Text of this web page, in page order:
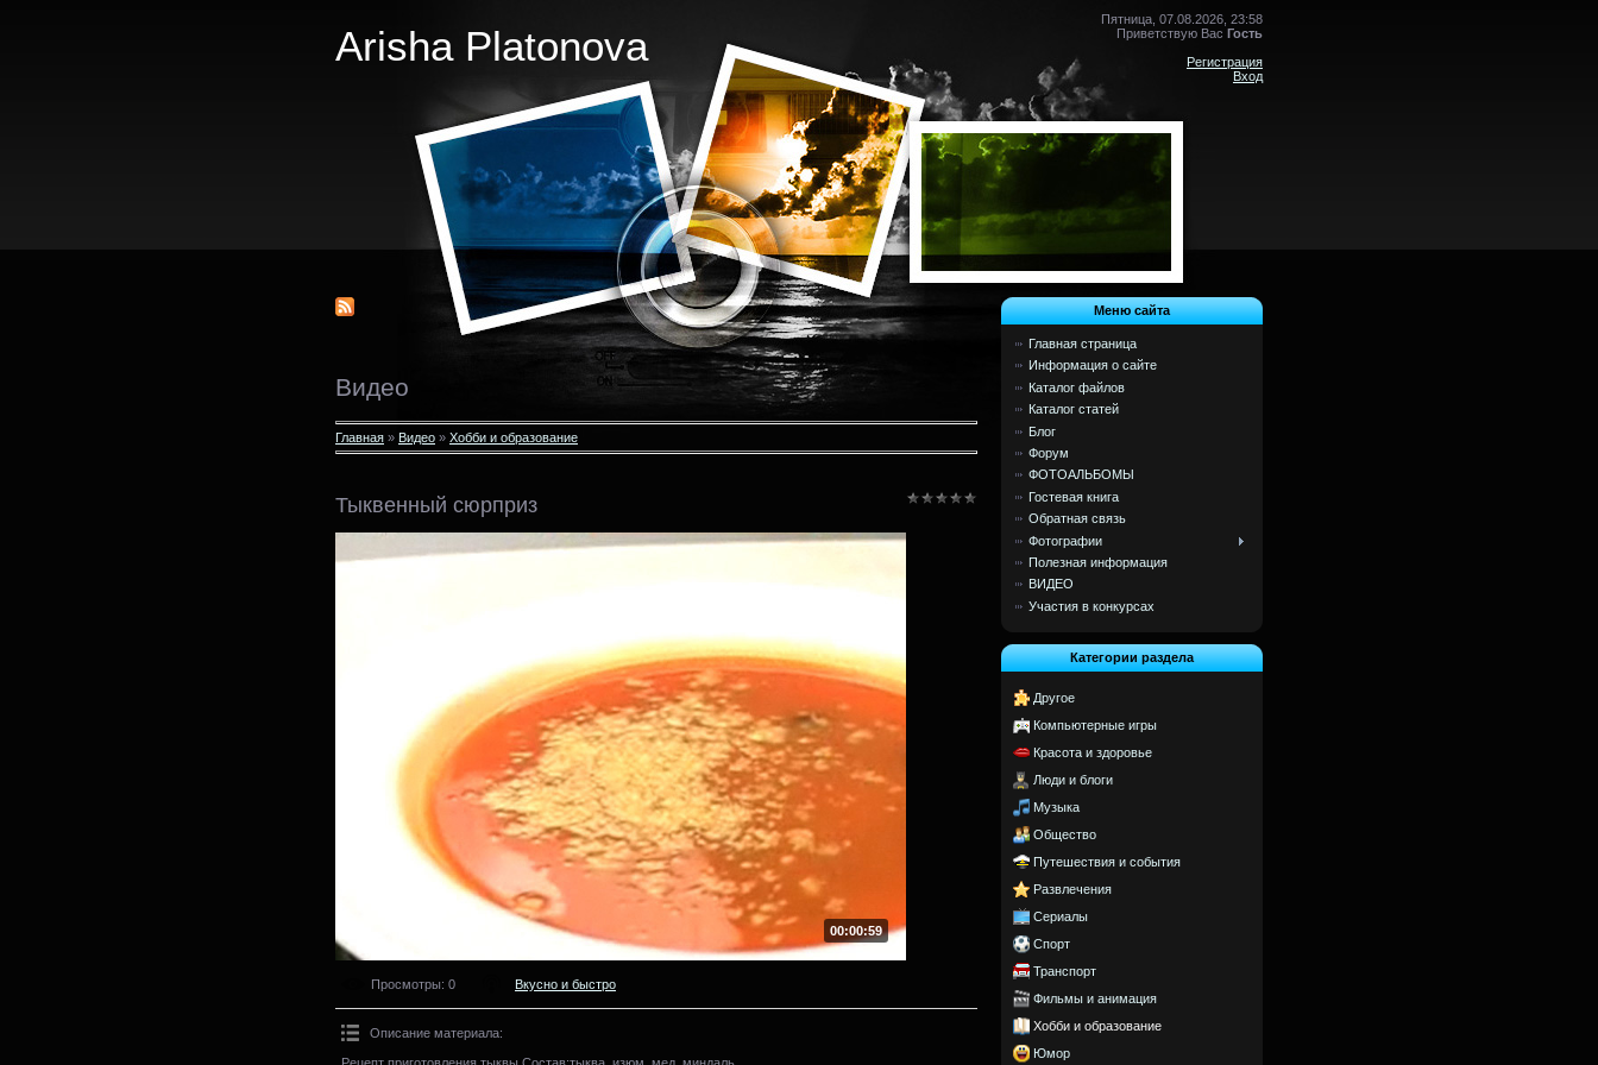
Arisha Platonova
Пятница, 07.08.2026, 23:58
Приветствую Вас Гость
Регистрация
Вход
Видео
Главная » Видео » Хобби и образование
Тыквенный сюрприз
00:00:59
Просмотры: 0 Вкусно и быстро
Описание материала:
Рецепт приготовления тыквы.Состав:тыква, изюм, мед, миндаль.
Меню сайта
Главная страница
Информация о сайте
Каталог файлов
Каталог статей
Блог
Форум
ФОТОАЛЬБОМЫ
Гостевая книга
Обратная связь
Фотографии
Полезная информация
ВИДЕО
Участия в конкурсах
Категории раздела
Другое
Компьютерные игры
Красота и здоровье
Люди и блоги
Музыка
Общество
Путешествия и события
Развлечения
Сериалы
Спорт
Транспорт
Фильмы и анимация
Хобби и образование
Юмор